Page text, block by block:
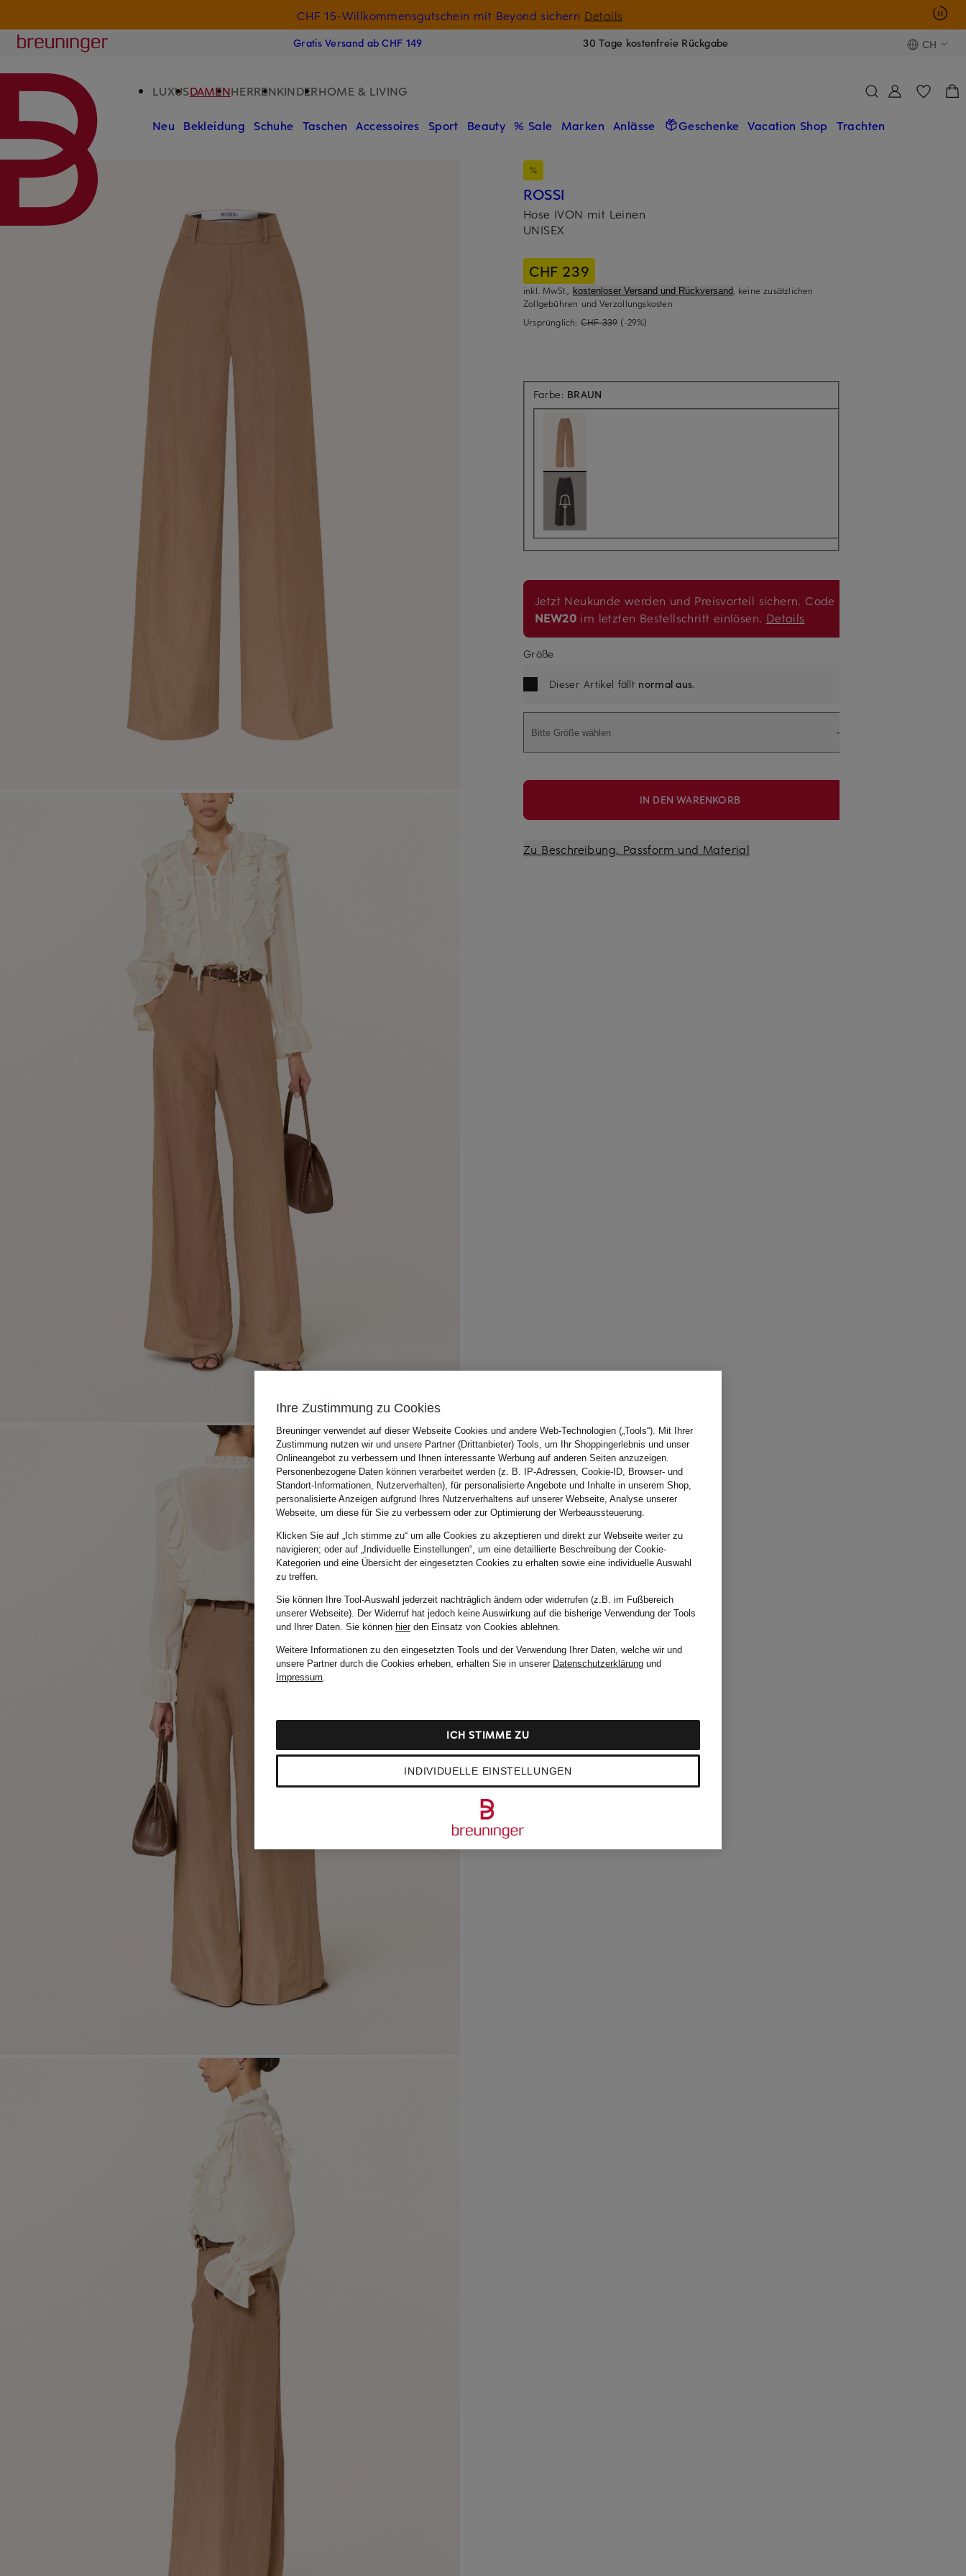
CHF 15-Willkommensgutschein mit Beyond sichern Details
Breuninger
Gratis Versand ab CHF 149 30 Tage kostenfreie Rückgabe CH
LUXUSDAMENHERRENKINDERHOME & LIVING
Neu Bekleidung Schuhe Taschen Accessoires Sport Beauty % Sale Marken Anlässe Geschenke Vacation Shop Trachten
ROSSI
Hose IVON mit Leinen
UNISEX
CHF 239
inkl. MwSt., kostenloser Versand und Rückversand, keine zusätzlichen
Zollgebühren und Verzollungskosten
Ursprünglich: CHF 339 (-29%)
Farbe: BRAUN
Jetzt Neukunde werden und Preisvorteil sichern. Code
NEW20 im letzten Bestellschritt einlösen. Details
Größe
Dieser Artikel fällt normal aus.
Bitte Größe wählen
IN DEN WARENKORB
Zu Beschreibung, Passform und Material
Ihre Zustimmung zu Cookies
Breuninger verwendet auf dieser Webseite Cookies und andere Web-Technologien („Tools“). Mit Ihrer
Zustimmung nutzen wir und unsere Partner (Drittanbieter) Tools, um Ihr Shoppingerlebnis und unser
Onlineangebot zu verbessern und Ihnen interessante Werbung auf anderen Seiten anzuzeigen.
Personenbezogene Daten können verarbeitet werden (z. B. IP-Adressen, Cookie-ID, Browser- und
Standort-Informationen, Nutzerverhalten), für personalisierte Angebote und Inhalte in unserem Shop,
personalisierte Anzeigen aufgrund Ihres Nutzerverhaltens auf unserer Webseite, Analyse unserer
Webseite, um diese für Sie zu verbessern oder zur Optimierung der Werbeaussteuerung.
Klicken Sie auf „Ich stimme zu“ um alle Cookies zu akzeptieren und direkt zur Webseite weiter zu
navigieren; oder auf „Individuelle Einstellungen“, um eine detaillierte Beschreibung der Cookie-
Kategorien und eine Übersicht der eingesetzten Cookies zu erhalten sowie eine individuelle Auswahl
zu treffen.
Sie können Ihre Tool-Auswahl jederzeit nachträglich ändern oder widerrufen (z.B. im Fußbereich
unserer Webseite). Der Widerruf hat jedoch keine Auswirkung auf die bisherige Verwendung der Tools
und Ihrer Daten. Sie können hierden Einsatz von Cookies ablehnen.
Weitere Informationen zu den eingesetzten Tools und der Verwendung Ihrer Daten, welche wir und
unsere Partner durch die Cookies erheben, erhalten Sie in unserer Datenschutzerklärung und
Impressum.
INDIVIDUELLE EINSTELLUNGEN
ICH STIMME ZU